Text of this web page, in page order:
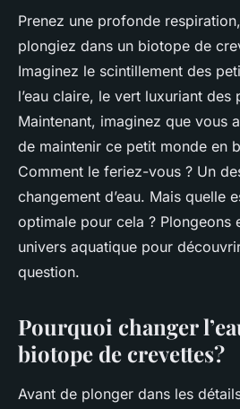
Quelle est la
optimale de
l'eau pour un
crevettes d'eau
Soline•28 avril 2024•6 min de
Prenez une profonde
plongiez dans un biotope de
Imaginez le scintillement des
l’eau claire, le vert luxuriant des
Maintenant, imaginez que vous
de maintenir ce petit monde en
Comment le feriez-vous ? Un
changement d’eau. Mais quelle
optimale pour cela ? Plongeons
univers aquatique pour
question.
Pourquoi changer
biotope de crevettes?
Avant de plonger dans les